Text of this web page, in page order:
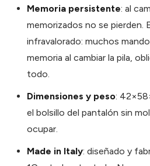
Memoria persistente: al
memorizados no se pierden.
infravalorado: muchos
memoria al cambiar la pila,
todo.
Dimensiones y peso:
el bolsillo del pantalón sin
ocupar.
Made in Italy: diseñado y